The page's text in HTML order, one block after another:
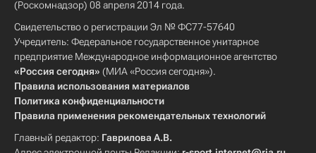
(Роскомнадзор) 08 апреля 2014 года.
Свидетельство о регистрации Эл № ФС77-57640
Учредитель: Федеральное государственное унитарное
предприятие Международное информационное агентство
«Россия сегодня» (МИА «Россия сегодня»).
Правила использования материалов
Политика конфиденциальности
Правила применения рекомендательных технологий
Главный редактор: Гаврилова А.В.